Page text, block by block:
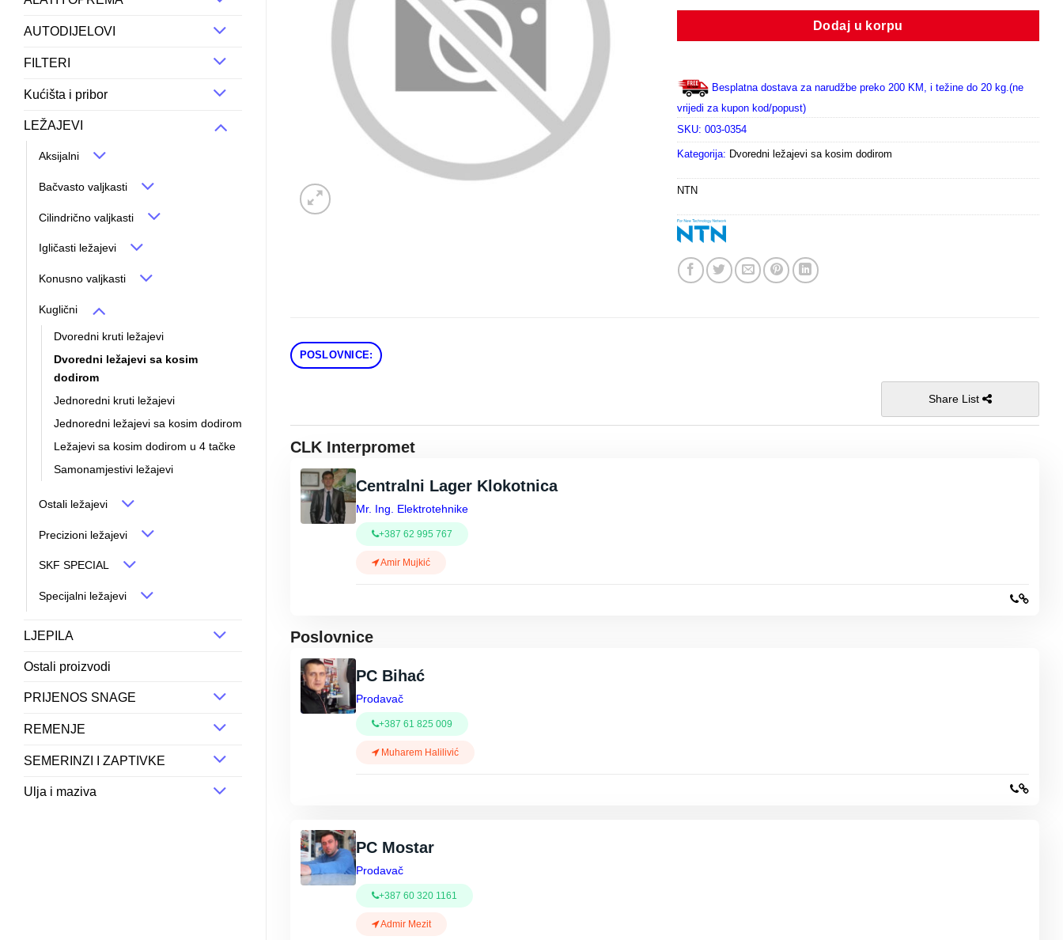
AUTODIJELOVI
FILTERI
Kućišta i pribor
LEŽAJEVI
Aksijalni
Bačvasto valjkasti
Cilindrično valjkasti
Igličasti ležajevi
Konusno valjkasti
Kuglični
Dvoredni kruti ležajevi
Dvoredni ležajevi sa kosim
dodirom
Jednoredni kruti ležajevi
Jednoredni ležajevi sa kosim dodirom
Ležajevi sa kosim dodirom u 4 tačke
Samonamjestivi ležajevi
Ostali ležajevi
Precizioni ležajevi
SKF SPECIAL
Specijalni ležajevi
LJEPILA
Ostali proizvodi
PRIJENOS SNAGE
REMENJE
SEMERINZI I ZAPTIVKE
Ulja i maziva
Dodaj u korpu
Besplatna dostava za narudžbe preko 200 KM, i težine do 20 kg.(ne
vrijedi za kupon kod/popust)
SKU: 003-0354
Kategorija: Dvoredni ležajevi sa kosim dodirom
NTN
POSLOVNICE:
Share List
CLK Interpromet
Centralni Lager Klokotnica
Mr. Ing. Elektrotehnike
+387 62 995 767
Amir Mujkić
Poslovnice
PC Bihać
Prodavač
+387 61 825 009
Muharem Halilivić
PC Mostar
Prodavač
+387 60 320 1161
Admir Mezit